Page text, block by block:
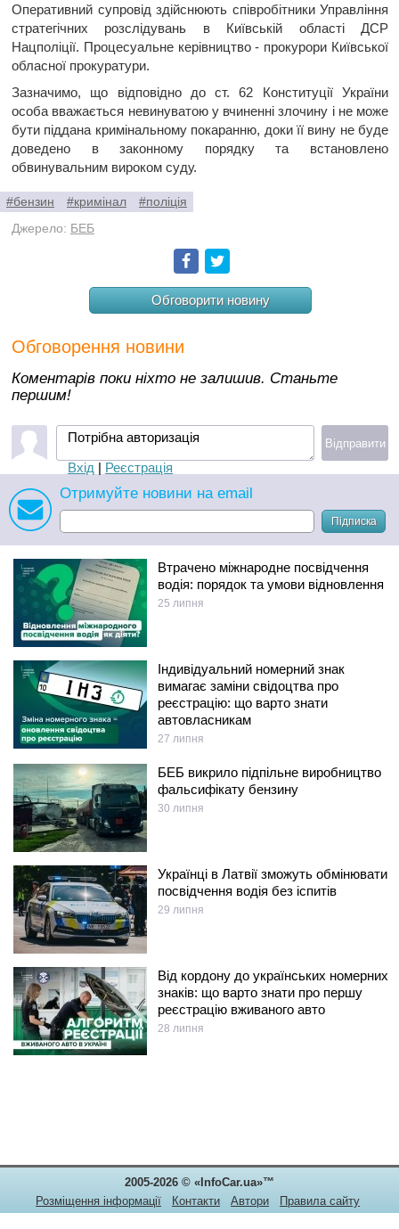
Оперативний супровід здійснюють співробітники Управління
стратегічних розслідувань в Київській області ДСР
Нацполіції. Процесуальне керівництво - прокурори Київської
обласної прокуратури.
Зазначимо, що відповідно до ст. 62 Конституції України
особа вважається невинуватою у вчиненні злочину і не може
бути піддана кримінальному покаранню, доки її вину не буде
доведено в законному порядку та встановлено
обвинувальним вироком суду.
#бензин #кримінал
#поліція
Джерело: БЕБ
Facebook
Обговорити новину
Обговорення новини
Коментарів поки ніхто не залишив. Станьте
першим!
Потрібна авторизація
Вхід | Реєстрація
Відправити
Отримуйте новини на email
Підписка
Втрачено міжнародне посвідчення
водія: порядок та умови відновлення
25 липня
Індивідуальний номерний знак
вимагає заміни свідоцтва про
реєстрацію: що варто знати
автовласникам
27 липня
БЕБ викрило підпільне виробництво
фальсифікату бензину
30 липня
Українці в Латвії зможуть обмінювати
посвідчення водія без іспитів
29 липня
Від кордону до українських номерних
знаків: що варто знати про першу
реєстрацію вживаного авто
28 липня
2005-2026 © «InfoCar.ua»™
Розміщення інформації
Контакти Автори
Правила сайту